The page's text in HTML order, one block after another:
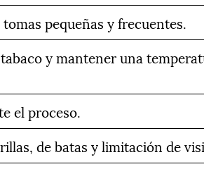
pequeñas y frecuentes.
y mantener una
el proceso.
de batas y limitación de